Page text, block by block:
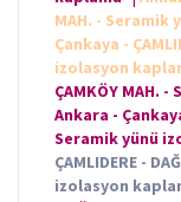
MAH. - Seramik
Çankaya -
izolasyon
ÇAMKÖY MAH.
Ankara -
Seramik yünü
ÇAMLIDERE -
izolasyon